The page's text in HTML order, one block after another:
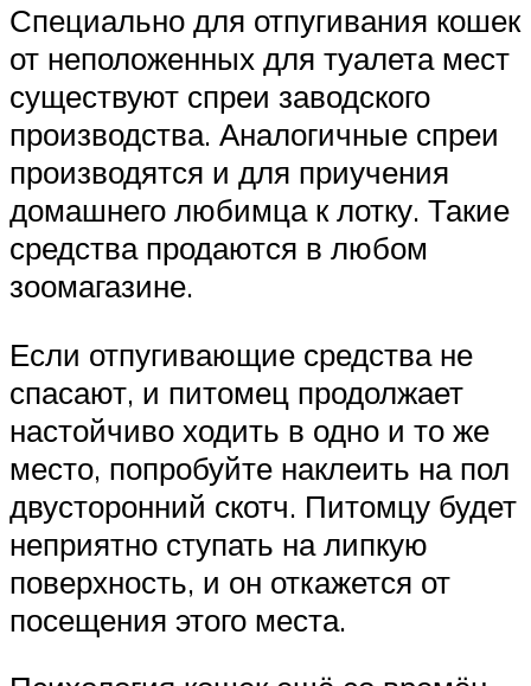
Специально для отпугивания кошек
от неположенных для туалета мест
существуют спреи заводского
производства. Аналогичные спреи
производятся и для приучения
домашнего любимца к лотку. Такие
средства продаются в любом
зоомагазине.
Если отпугивающие средства не
спасают, и питомец продолжает
настойчиво ходить в одно и то же
место, попробуйте наклеить на пол
двусторонний скотч. Питомцу будет
неприятно ступать на липкую
поверхность, и он откажется от
посещения этого места.